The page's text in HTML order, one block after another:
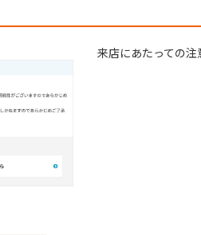
来店にあたっての注